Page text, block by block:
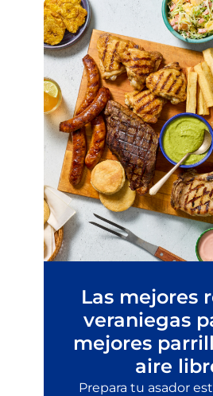
Las mejores
veraniegas
mejores
aire
Prepara tu asador